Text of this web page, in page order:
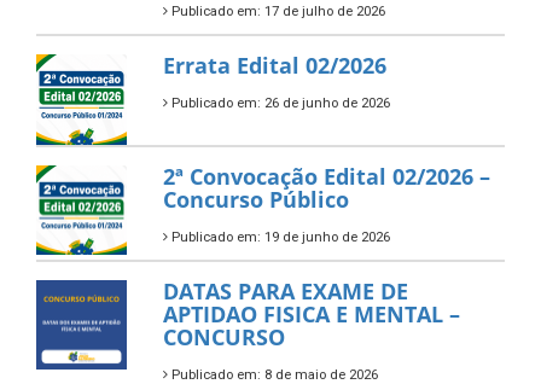
Publicado em: 17 de julho de 2026
Errata Edital 02/2026
Publicado em: 26 de junho de 2026
2ª Convocação Edital 02/2026 –
Concurso Público
Publicado em: 19 de junho de 2026
DATAS PARA EXAME DE
APTIDAO FISICA E MENTAL –
CONCURSO
Publicado em: 8 de maio de 2026